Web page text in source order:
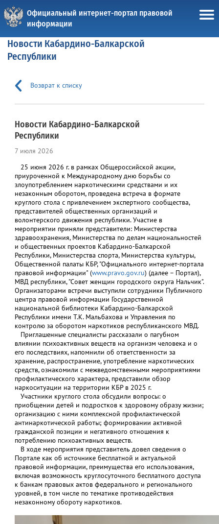
Официальный интернет-портал правовой
информации
Новости Кабардино-Балкарской
Республики
Возврат к списку
Новости Кабардино-Балкарской
Республики
7 июля 2026
25 июня 2026 г. в рамках Общероссийской акции,
приуроченной к Международному дню борьбы со
злоупотреблением наркотическими средствами и их
незаконным оборотом, проведена встреча в формате
круглого стола с привлечением экспертного сообщества,
представителей общественных организаций и
волонтерского движения республики. Участие в
мероприятии приняли представители: Министерства
здравоохранения, Министерства по делам национальностей
и общественных проектов Кабардино-Балкарской
Республики, Министерства спорта, Министерства культуры,
Общественной палаты КБР, "Официального интернет-портала
правовой информации" (www.pravo.gov.ru) (далее – Портал),
МВД республики, "Совет женщин городского округа Нальчик".
Организаторами встречи выступили сотрудники Публичного
центра правовой информации Государственной
национальной библиотеки Кабардино-Балкарской
Республики имени Т.К. Мальбахова и Управления по
контролю за оборотом наркотиков республиканского МВД.
Приглашенные специалисты рассказали о пагубном
влиянии психоактивных веществ на организм человека и о
его последствиях, напомнили об ответственности за
хранение, распространение, употребление наркотических
средств, ознакомили с межведомственными мероприятиями
профилактического характера, представили обзор
наркоситуации на территории КБР в 2025 г.
Участники круглого стола обсудили вопросы: о
приобщении детей и подростков к здоровому образу жизни;
организацию с ними комплексной профилактической
антинаркотической работы; формировании активной
гражданской позиции и негативного отношения к
потреблению психоактивных веществ.
В ходе мероприятия представитель довел сведения о
Портале как об источнике бесплатной и актуальной
правовой информации, преимущества его использования,
включая возможность круглосуточного бесплатного доступа
к банкам правовых актов федерального и регионального
уровней, в том числе по тематике противодействия
незаконному обороту наркотиков.